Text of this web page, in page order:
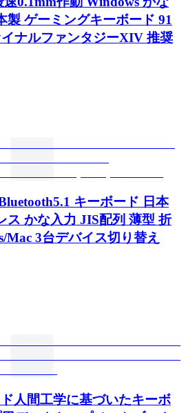
製 ゲーミングキーボード 91
ナルファンタジーXIV 推奨
キーボード 日本
ス かな入力 JIS配列 薄型 折
Mac 3台デバイス切り替え
人間工学に基づいたキーボ